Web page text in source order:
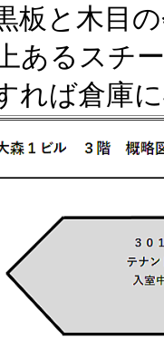
目の会議
あるスチ
庫に早